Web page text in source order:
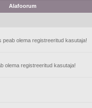
Alafoorum
olema registreeritud kasutaja!
olema registreeritud kasutaja!